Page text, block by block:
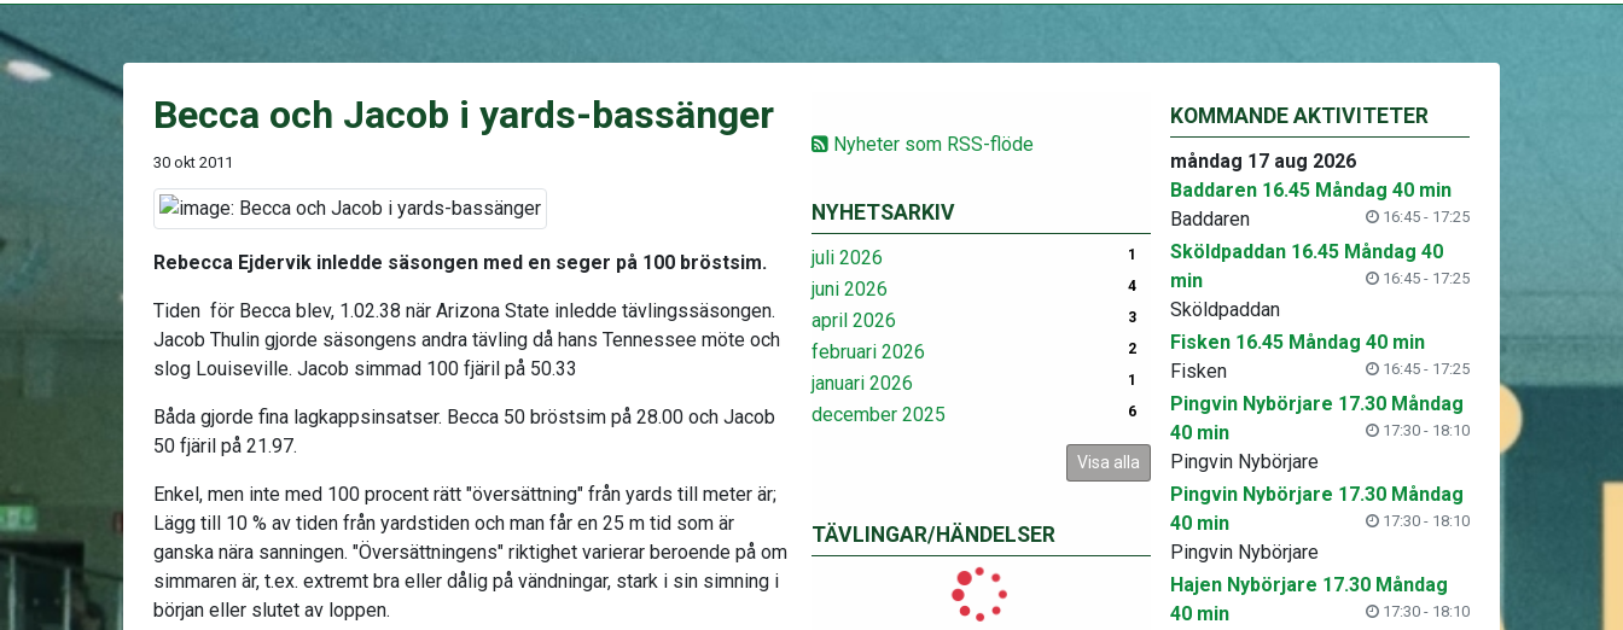
Nyheter som RSS-flöde
NYHETSARKIV
juli 2026 1
juni 2026 4
april 2026 3
februari 2026 2
januari 2026 1
december 2025 6
Visa alla
TÄVLINGAR/HÄNDELSER
Becca och Jacob i yards-bassänger
30 okt 2011
Rebecca Ejdervik inledde säsongen med en seger på 100 bröstsim.
Tiden för Becca blev, 1.02.38 när Arizona State inledde tävlingssäsongen.
Jacob Thulin gjorde säsongens andra tävling då hans Tennessee möte och
slog Louiseville. Jacob simmad 100 fjäril på 50.33
Båda gjorde fina lagkappsinsatser. Becca 50 bröstsim på 28.00 och Jacob
50 fjäril på 21.97.
Enkel, men inte med 100 procent rätt "översättning" från yards till meter är;
Lägg till 10 % av tiden från yardstiden och man får en 25 m tid som är
ganska nära sanningen. "Översättningens" riktighet varierar beroende på om
simmaren är, t.ex. extremt bra eller dålig på vändningar, stark i sin simning i
början eller slutet av loppen.
KOMMANDE AKTIVITETER
måndag 17 aug 2026
Baddaren 16.45 Måndag 40 min
16:45 - 17:25
Baddaren
Sköldpaddan 16.45 Måndag 40
min
16:45 - 17:25
Sköldpaddan
Fisken 16.45 Måndag 40 min
16:45 - 17:25
Fisken
Pingvin Nybörjare 17.30 Måndag
40 min
17:30 - 18:10
Pingvin Nybörjare
Pingvin Nybörjare 17.30 Måndag
40 min
17:30 - 18:10
Pingvin Nybörjare
Hajen Nybörjare 17.30 Måndag
40 min
17:30 - 18:10